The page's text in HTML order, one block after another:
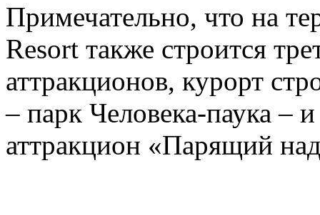
Примечательно, что на
Resort также строится
аттракционов, курорт
– парк Человека-паука –
аттракцион «Парящий